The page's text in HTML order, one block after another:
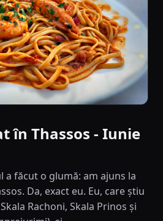
în Thassos - Iunie
a făcut o glumă: am ajuns la
Da, exact eu. Eu, care știu
Rachoni, Skala Prinos și